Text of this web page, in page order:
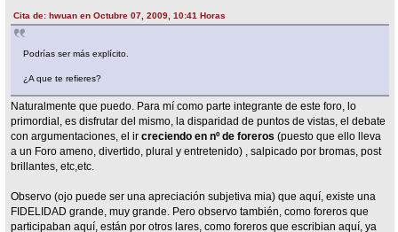
Cita de: hwuan en Octubre 07, 2009, 10:41 Horas
Podrías ser más explícito.
¿A que te refieres?
Naturalmente que puedo. Para mí como parte integrante de este foro, lo
primordial, es disfrutar del mismo, la disparidad de puntos de vistas, el debate
con argumentaciones, el ircreciendo en nº de foreros (puesto que ello lleva
a un Foro ameno, divertido, plural y entretenido) , salpicado por bromas, post
brillantes, etc,etc.
Observo (ojo puede ser una apreciación subjetiva mia) que aquí, existe una
FIDELIDAD grande, muy grande. Pero observo también, como foreros que
participaban aquí, están por otros lares, como foreros que escribian aquí, ya